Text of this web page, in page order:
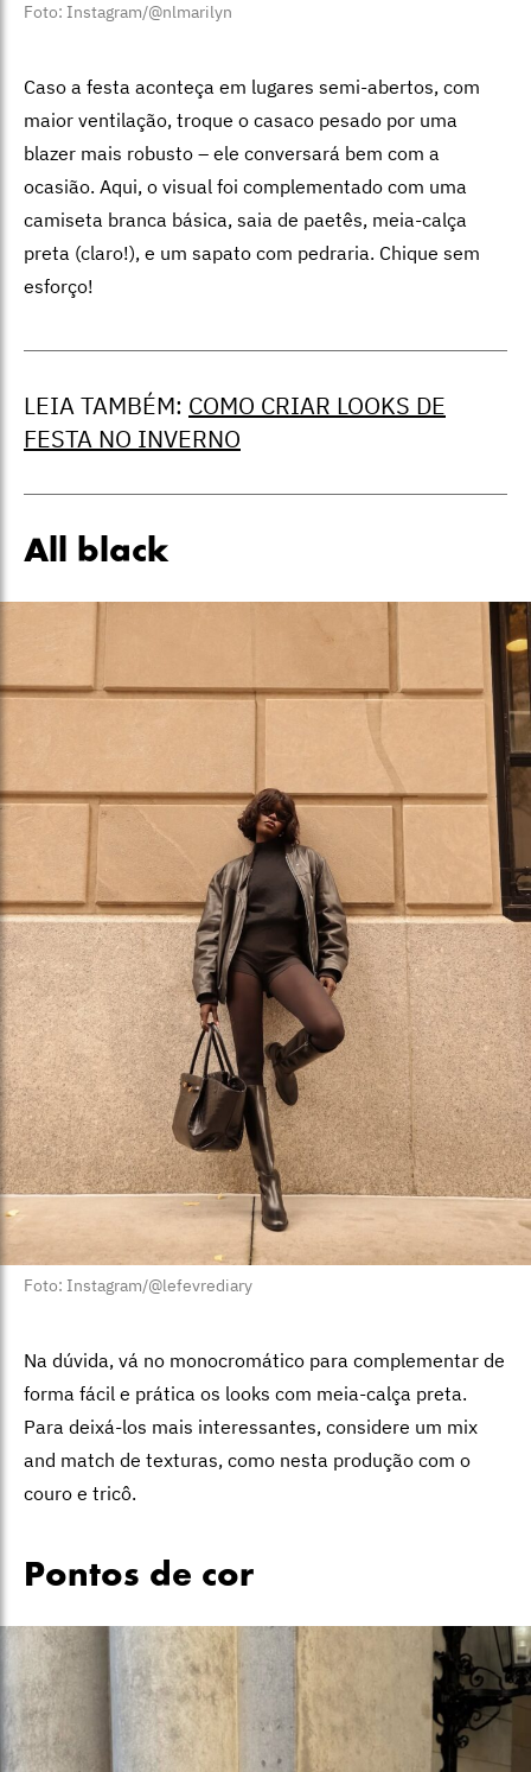
Foto: Instagram/@nlmarilyn
Caso a festa aconteça em lugares semi-abertos, com
maior ventilação, troque o casaco pesado por uma
blazer mais robusto – ele conversará bem com a
ocasião. Aqui, o visual foi complementado com uma
camiseta branca básica, saia de paetês, meia-calça
preta (claro!), e um sapato com pedraria. Chique sem
esforço!
LEIA TAMBÉM: COMO CRIAR LOOKS DE
FESTA NO INVERNO
All black
Foto: Instagram/@lefevrediary
Na dúvida, vá no monocromático para complementar de
forma fácil e prática os looks com meia-calça preta.
Para deixá-los mais interessantes, considere um mix
and match de texturas, como nesta produção com o
couro e tricô.
Pontos de cor